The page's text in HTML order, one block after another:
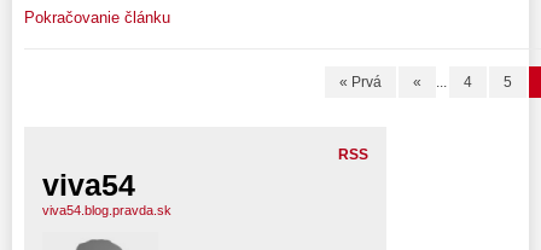
Pokračovanie článku
« Prvá « ... 4 5
RSS
viva54
viva54.blog.pravda.sk